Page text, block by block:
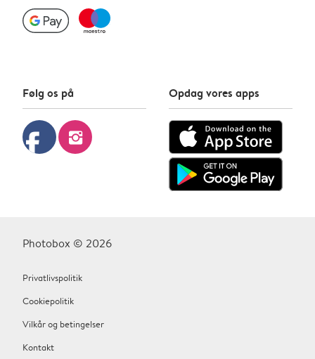
Følg os på
facebook instagram
Opdag vores apps
Photobox © 2026
Privatlivspolitik
Cookiepolitik
Vilkår og betingelser
Kontakt